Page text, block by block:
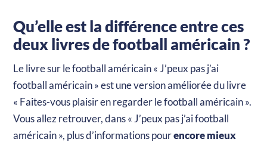
Qu’elle est la différence entre ces
deux livres de football américain ?
Le livre sur le football américain « J’peux pas j’ai
football américain » est une version améliorée du livre
« Faites-vous plaisir en regarder le football américain ».
Vous allez retrouver, dans « J’peux pas j’ai football
américain », plus d’informations pourencore mieux